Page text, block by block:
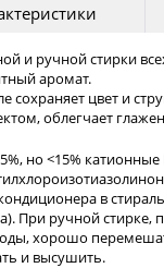
и ручной стирки
аромат.
сохраняет цвет и
облегчает
но <15%
в
При ручной
хорошо
и высушить.